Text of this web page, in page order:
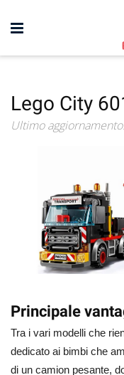
Lego City
Ultimo
Principale
Tra i vari modelli che
dedicato ai bimbi che
di un camion pesante,